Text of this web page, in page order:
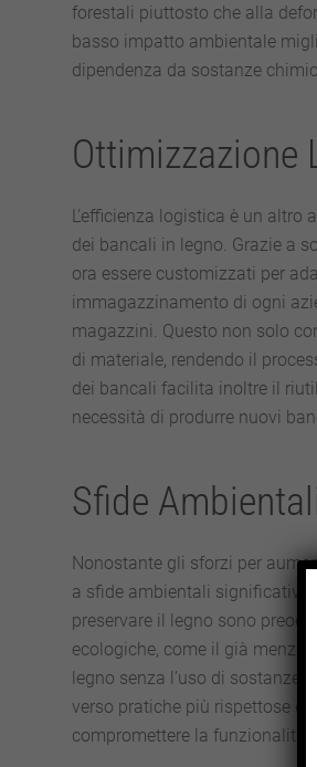
forestali piuttosto che alla
basso impatto ambientale
dipendenza da sostanze
Ottimizzazione
L’efficienza logistica è un altro
dei bancali in legno. Grazie a
ora essere customizzati per
immagazzinamento di ogni
magazzini. Questo non solo
di materiale, rendendo il
dei bancali facilita inoltre il
necessità di produrre nuovi
Sfide
Nonostante gli sforzi per
a sfide ambientali
preservare il legno sono
ecologiche, come il già
legno senza l’uso di sostanze
verso pratiche più rispettose
compromettere la funzionalità